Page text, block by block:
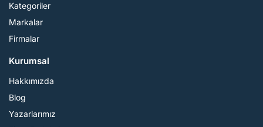
Kategoriler
Markalar
Firmalar
Kurumsal
Hakkımızda
Blog
Yazarlarımız